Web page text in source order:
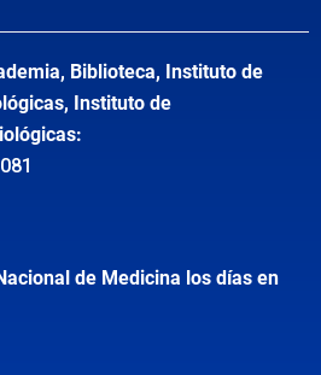
Biblioteca, Instituto de
Instituto de
de Medicina los días en